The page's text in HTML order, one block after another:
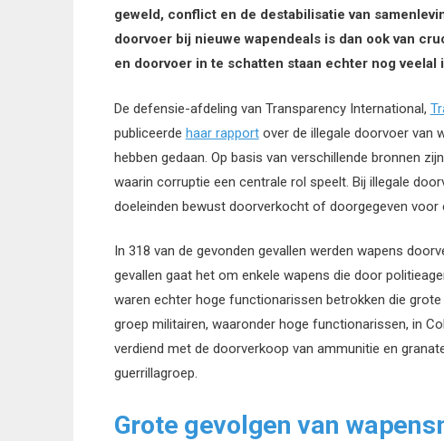
geweld, conflict en de destabilisatie van
doorvoer bij nieuwe wapendeals is dan ook van
en doorvoer in te schatten staan echter nog veelal
De defensie-afdeling van Transparency International,
publiceerde haar rapportover de illegale doorvoer van
hebben gedaan. Op basis van verschillende bronnen
waarin corruptie een centrale rol speelt. Bij illegale
doeleinden bewust doorverkocht of doorgegeven voor
In 318 van de gevonden gevallen werden wapens
gevallen gaat het om enkele wapens die door
waren echter hoge functionarissen betrokken die
groep militairen, waaronder hoge functionarissen, in
verdiend met de doorverkoop van ammunitie en
guerrillagroep.
Grote gevolgen van